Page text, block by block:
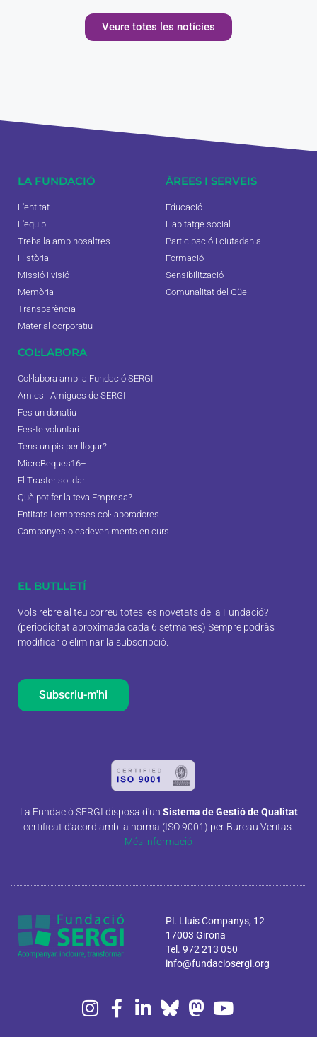
Veure totes les notícies
LA FUNDACIÓ
L'entitat
L'equip
Treballa amb nosaltres
Història
Missió i visió
Memòria
Transparència
Material corporatiu
ÀREES I SERVEIS
Educació
Habitatge social
Participació i ciutadania
Formació
Sensibilització
Comunalitat del Güell
COL·LABORA
Col·labora amb la Fundació SERGI
Amics i Amigues de SERGI
Fes un donatiu
Fes-te voluntari
Tens un pis per llogar?
MicroBeques16+
El Traster solidari
Què pot fer la teva Empresa?
Entitats i empreses col·laboradores
Campanyes o esdeveniments en curs
EL BUTLLETÍ
Vols rebre al teu correu totes les novetats de la Fundació?
(periodicitat aproximada cada 6 setmanes) Sempre podràs
modificar o eliminar la subscripció.
Subscriu-m'hi
La Fundació SERGI disposa d'un Sistema de Gestió de Qualitat
certificat d'acord amb la norma (ISO 9001) per Bureau Veritas.
Més informació
Pl. Lluís Companys, 12
17003 Girona
Tel. 972 213 050
info@fundaciosergi.org